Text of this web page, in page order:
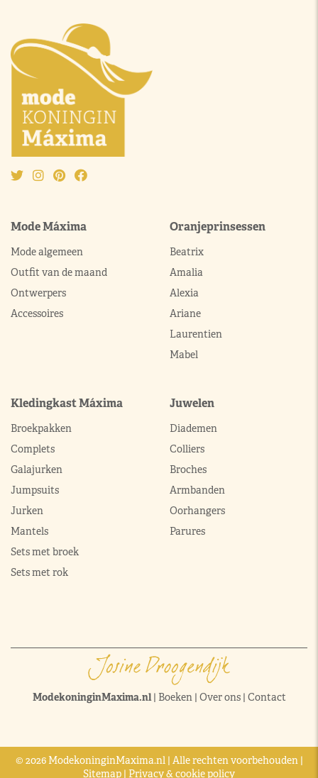
Mode Máxima
Mode algemeen
Outfit van de maand
Ontwerpers
Accessoires
Oranjeprinsessen
Beatrix
Amalia
Alexia
Ariane
Laurentien
Mabel
Kledingkast Máxima
Broekpakken
Complets
Galajurken
Jumpsuits
Jurken
Mantels
Sets met broek
Sets met rok
Juwelen
Diademen
Colliers
Broches
Armbanden
Oorhangers
Parures
ModekoninginMaxima.nl| Boeken| Over ons| Contact
© 2026 ModekoninginMaxima.nl | Alle rechten voorbehouden |
Sitemap | Privacy & cookie policy